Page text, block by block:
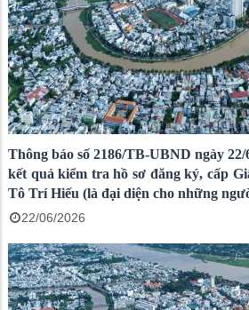
Thông báo số 2186/TB-UBND ngày 22/
kết quả kiểm tra hồ sơ đăng ký, cấp
Tô Trí Hiếu (là đại diện cho những
22/06/2026